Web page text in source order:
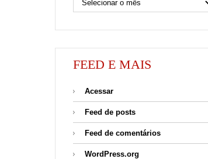
FEED E MAIS
Acessar
Feed de posts
Feed de comentários
WordPress.org